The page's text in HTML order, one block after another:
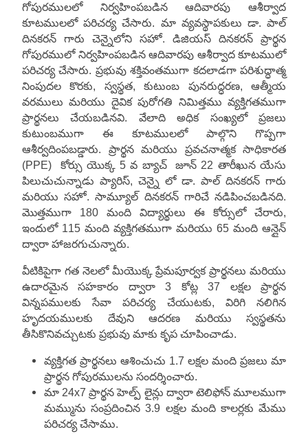
గోపురములలో నిర్వహింపబడిన ఆదివారపు ఆశీర్వాద
కూటములలో పరిచర్య చేసారు. మా వ్యవస్థాపకులు డా. పాల్
దినకరన్ గారు చెన్నైలోని సహో. డిజియస్ దినకరన్ ప్రార్థన
గోపురములో నిర్వహింపబడిన ఆదివారపు ఆశీర్వాద కూటములో
పరిచర్య చేసారు. ప్రభువు శక్తివంతముగా కదలాడగా పరిశుద్ధాత్మ
నింపుదల కొరకు, స్వస్థత, కుటుంబ పునరుద్ధరణ, ఆత్మీయ
వరములు మరియు దైవిక పురోగతి నిమిత్తము వ్యక్తిగతముగా
ప్రార్థనలు చేయబడినవి. వేలాది అధిక సంఖ్యలో ప్రజలు
కుటుంబముగా ఈ కూటములలో పాల్గొని గొప్పగా
ఆశీర్వదింపబడ్డారు. ప్రార్థన మరియు ప్రవచనాత్మక సాధికారత
(PPE) కోర్సు యొక్క 5 వ బ్యాచ్ జూన్ 22 తారీఖున యేసు
పిలుచుచున్నాడు ప్యారిస్, చెన్నై లో డా. పాల్ దినకరన్ గారు
మరియు సహో. సామ్యూల్ దినకరన్ గారిచే నడిపించబడినది.
మొత్తముగా 180 మంది విద్యార్థులు ఈ కోర్సులో చేరారు,
ఇందులో 115 మంది వ్యక్తిగతముగా మరియు 65 మంది ఆన్లైన్
ద్వారా హాజరగుచున్నారు.
వీటికిపైగా గత నెలలో మీయొక్క ప్రేమపూర్వక ప్రార్థనలు మరియు
ఉదారమైన సహకారం ద్వారా 3 కోట్ల 37 లక్షల ప్రార్థన
విన్నపములకు సేవా పరిచర్య చేయుటకు, విరిగి నలిగిన
హృదయములకు దేవుని ఆదరణ మరియు స్వస్థతను
తీసికొనివచ్చుటకు ప్రభువు మాకు కృప చూపించాడు.
వ్యక్తిగత ప్రార్థనలు ఆశించుచు 1.7 లక్షల మంది ప్రజలు మా
ప్రార్థన గోపురములను సందర్శించారు.
మా 24x7 ప్రార్థన హెల్ప్ లైన్లు ద్వారా టెలిఫోన్ మూలముగా
మమ్మును సంప్రదించిన 3.9 లక్షల మంది కాలర్లకు మేము
పరిచర్య చేసాము.